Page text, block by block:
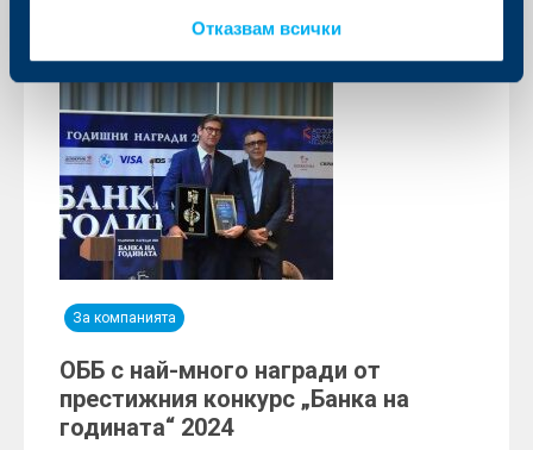
Отказвам всички
За компанията
ОББ с най-много награди от
престижния конкурс „Банка на
годината“ 2024